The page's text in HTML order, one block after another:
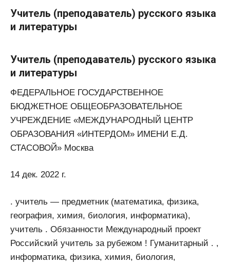
Учитель (преподаватель) русского языка
и литературы
Учитель (преподаватель) русского языка
и литературы
ФЕДЕРАЛЬНОЕ ГОСУДАРСТВЕННОЕ
БЮДЖЕТНОЕ ОБЩЕОБРАЗОВАТЕЛЬНОЕ
УЧРЕЖДЕНИЕ «МЕЖДУНАРОДНЫЙ ЦЕНТР
ОБРАЗОВАНИЯ «ИНТЕРДОМ» ИМЕНИ Е.Д.
СТАСОВОЙ» Москва
14 дек. 2022 г.
. учитель — предметник (математика, физика,
география, химия, биология, информатика),
учитель . Обязанности Международный проект
Российский учитель за рубежом ! Гуманитарный . ,
информатика, физика, химия, биология,